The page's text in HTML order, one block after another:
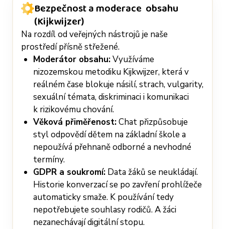
Bezpečnost a moderace obsahu
(Kijkwijzer)
Na rozdíl od veřejných nástrojů je naše
prostředí přísně střežené.
Moderátor obsahu:Využíváme
nizozemskou metodiku Kijkwijzer, která v
reálném čase blokuje násilí, strach, vulgarity,
sexuální témata, diskriminaci i komunikaci
k rizikovému chování.
Věková přiměřenost:Chat přizpůsobuje
styl odpovědí dětem na základní škole a
nepoužívá přehnaně odborné a nevhodné
termíny.
GDPR a soukromí:Data žáků se neukládají.
Historie konverzací se po zavření prohlížeče
automaticky smaže. K používání tedy
nepotřebujete souhlasy rodičů. A žáci
nezanechávají digitální stopu.